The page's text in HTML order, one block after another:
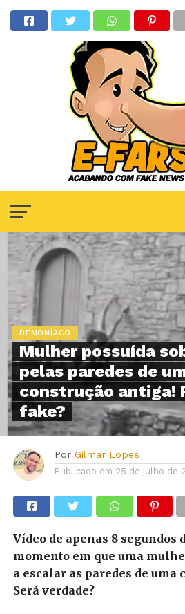
DEMONÍACO
Mulher possuída
pelas paredes de
construção antiga!
fake?
Por Gilmar Lopes
Publicado em 25 de julho de
Vídeo de apenas 8 segundos
momento em que uma
a escalar as paredes de uma
Será verdade?